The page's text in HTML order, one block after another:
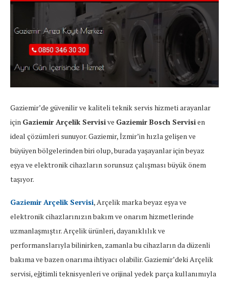
Gaziemir’de güvenilir ve kaliteli teknik servis hizmeti arayanlar
için Gaziemir Arçelik Servisive Gaziemir Bosch Servisien
ideal çözümleri sunuyor. Gaziemir, İzmir’in hızla gelişen ve
büyüyen bölgelerinden biri olup, burada yaşayanlar için beyaz
eşya ve elektronik cihazların sorunsuz çalışması büyük önem
taşıyor.
Gaziemir Arçelik Servisi, Arçelik marka beyaz eşya ve
elektronik cihazlarınızın bakım ve onarım hizmetlerinde
uzmanlaşmıştır. Arçelik ürünleri, dayanıklılık ve
performanslarıyla bilinirken, zamanla bu cihazların da düzenli
bakıma ve bazen onarıma ihtiyacı olabilir. Gaziemir’deki Arçelik
servisi, eğitimli teknisyenleri ve orijinal yedek parça kullanımıyla